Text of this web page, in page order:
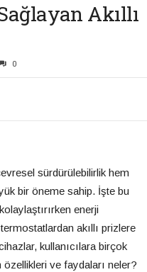
Akıllı
0
sürdürülebilirlik hem
bir öneme sahip. İşte bu
enerji
akıllı prizlere
kullanıcılara birçok
ve faydaları neler?